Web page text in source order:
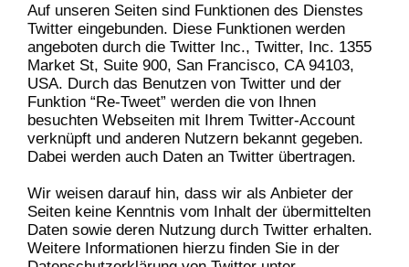
Auf unseren Seiten sind Funktionen des Dienstes
Twitter eingebunden. Diese Funktionen werden
angeboten durch die Twitter Inc., Twitter, Inc. 1355
Market St, Suite 900, San Francisco, CA 94103,
USA. Durch das Benutzen von Twitter und der
Funktion “Re-Tweet” werden die von Ihnen
besuchten Webseiten mit Ihrem Twitter-Account
verknüpft und anderen Nutzern bekannt gegeben.
Dabei werden auch Daten an Twitter übertragen.
Wir weisen darauf hin, dass wir als Anbieter der
Seiten keine Kenntnis vom Inhalt der übermittelten
Daten sowie deren Nutzung durch Twitter erhalten.
Weitere Informationen hierzu finden Sie in der